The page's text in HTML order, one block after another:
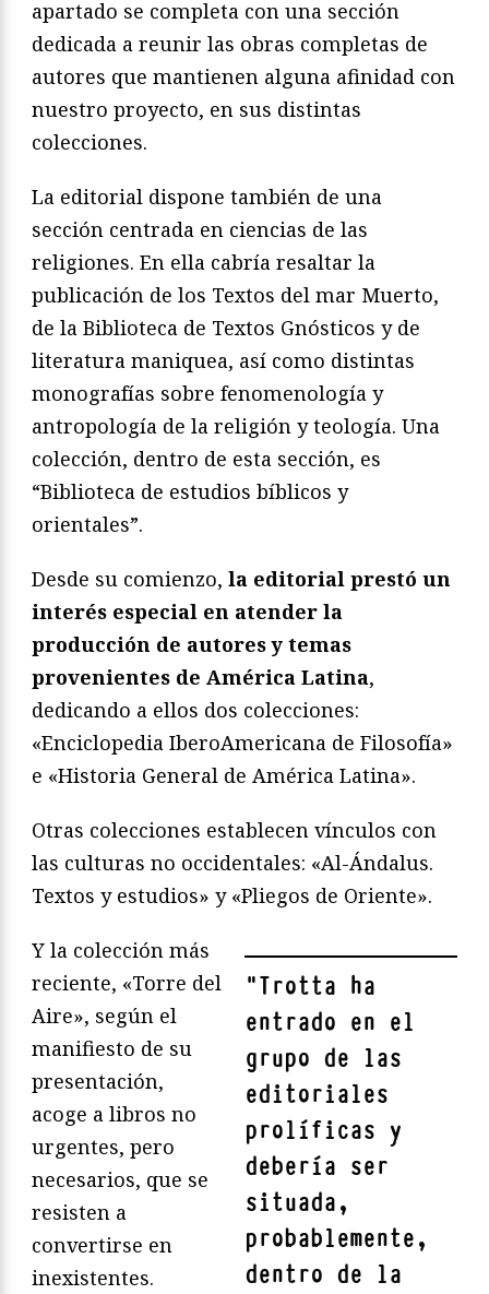
apartado se completa con una sección
dedicada a reunir las obras completas de
autores que mantienen alguna afinidad con
nuestro proyecto, en sus distintas
colecciones.
La editorial dispone también de una
sección centrada en ciencias de las
religiones. En ella cabría resaltar la
publicación de los Textos del mar Muerto,
de la Biblioteca de Textos Gnósticos y de
literatura maniquea, así como distintas
monografías sobre fenomenología y
antropología de la religión y teología. Una
colección, dentro de esta sección, es
“Biblioteca de estudios bíblicos y
orientales”.
Desde su comienzo, la editorial prestó un
interés especial en atender la
producción de autores y temas
provenientes de América Latina,
dedicando a ellos dos colecciones:
«Enciclopedia IberoAmericana de Filosofía»
e «Historia General de América Latina».
Otras colecciones establecen vínculos con
las culturas no occidentales: «Al-Ándalus.
Textos y estudios» y «Pliegos de Oriente».
"Trotta ha
entrado en el
grupo de las
editoriales
prolíficas y
debería ser
situada,
probablemente,
dentro de la
Y la colección más
reciente, «Torre del
Aire», según el
manifiesto de su
presentación,
acoge a libros no
urgentes, pero
necesarios, que se
resisten a
convertirse en
inexistentes.